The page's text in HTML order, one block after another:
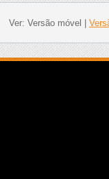
Ver: Versão móvel